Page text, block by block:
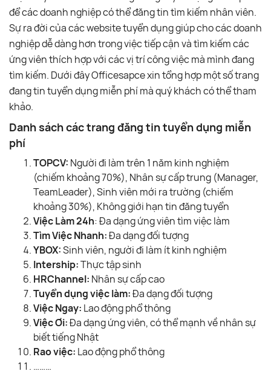
để các doanh nghiệp có thể đăng tin tìm kiếm nhân viên.
Sự ra đời của các website tuyển dụng giúp cho các doanh
nghiệp dễ dàng hơn trong việc tiếp cận và tìm kiếm các
ứng viên thích hợp với các vị trí công việc mà mình đang
tìm kiếm. Dưới đây Officesapce xin tổng hợp một số trang
đang tin tuyển dụng miễn phí mà quý khách có thể tham
khảo.
Danh sách các trang đăng tin tuyển dụng miễn
phí
TOPCV: Người đi làm trên 1 năm kinh nghiệm
(chiếm khoảng 70%), Nhân sự cấp trung (Manager,
TeamLeader), Sinh viên mới ra trường (chiếm
khoảng 30%), Không giới hạn tin đăng tuyển
Việc Làm 24h: Đa dạng ứng viên tìm việc làm
Tìm Việc Nhanh:Đa dạng đối tượng
YBOX:Sinh viên, người đi làm ít kinh nghiệm
Intership:Thực tập sinh
HRChannel: Nhân sự cấp cao
Tuyển dụng việc làm:Đa dạng đối tượng
Việc Ngay: Lao động phổ thông
Việc Ơi:Đa dạng ứng viên, có thể mạnh về nhân sự
biết tiếng Nhật
Rao việc: Lao động phổ thông
………